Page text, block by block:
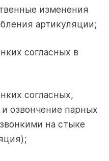
изменения
артикуляции;
согласных в
согласных,
озвончение парных
на стыке